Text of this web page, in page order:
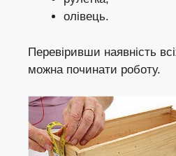
олівець.
Перевіривши наявність
можна починати роботу.